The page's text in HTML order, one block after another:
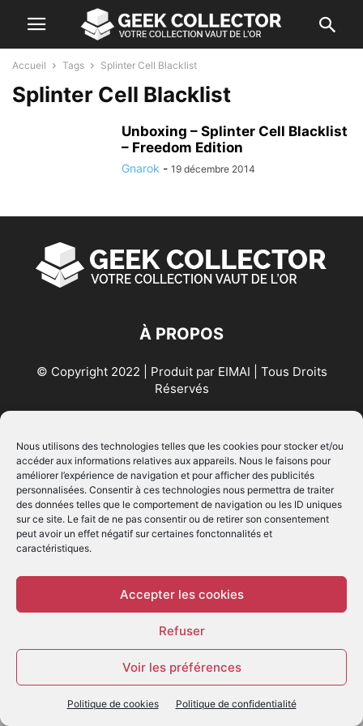
Nous utilisons des technologies telles que les cookies pour stocker et/ou
accéder aux informations relatives aux appareils. Nous le faisons pour
améliorer l’expérience de navigation et pour afficher des publicités
personnalisées. Consentir à ces technologies nous permettra de traiter
des données telles que le comportement de navigation ou les ID uniques
sur ce site. Le fait de ne pas consentir ou de retirer son consentement
peut avoir un effet négatif sur certaines fonctonnalités et
caractéristiques.
Accepter les cookies
Refuser
Voir les préférences
Politique de cookies Politique de confidentialité
Accueil Tags Splinter Cell Blacklist
Splinter Cell Blacklist
Unboxing – Splinter Cell Blacklist
– Freedom Edition
Gnarok - 19 décembre 2014
À PROPOS
© Copyright 2022 | Produit par EIMAI | Tous Droits
Réservés
SUIVEZ NOUS